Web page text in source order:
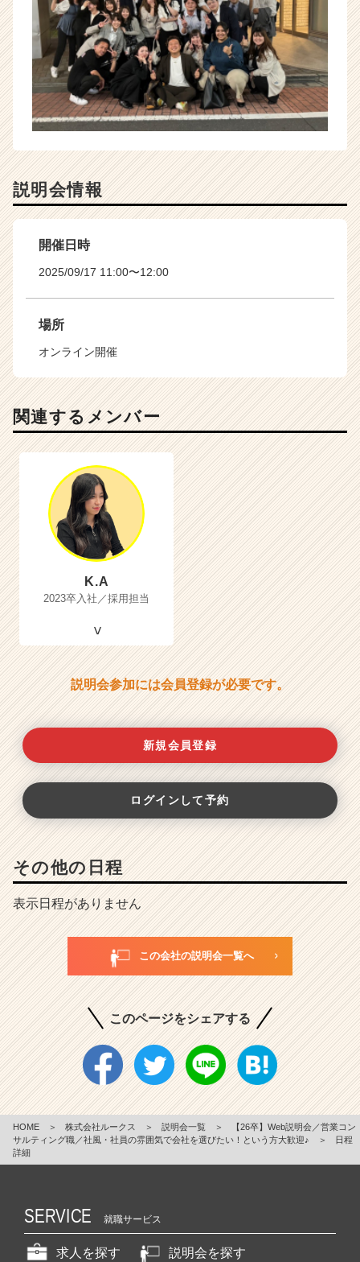
説明会情報
開催日時
2025/09/17 11:00〜12:00
場所
オンライン開催
関連するメンバー
K.A
2023卒入社／採用担当
説明会参加には会員登録が必要です。
新規会員登録
ログインして予約
その他の日程
表示日程がありません
この会社の説明会一覧へ
このページをシェアする
HOME ＞ 株式会社ルークス ＞ 説明会一覧 ＞
【26卒】Web説明会／営業コン
サルティング職／社風・社員の雰囲気で会社を選びたい！という方大歓迎♪
＞
日程
詳細
SERVICE 就職サービス
求人を探す
説明会を探す